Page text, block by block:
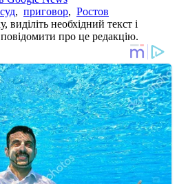
суд, приговор, Ростов
необхідний текст і
про це редакцію.